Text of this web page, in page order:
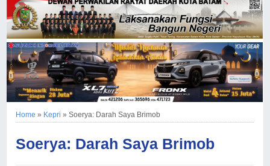
Home » Kepri »Soerya: Darah Saya Brimob
Soerya: Darah Saya Brimob